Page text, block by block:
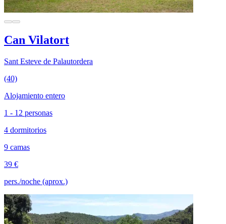
Can Vilatort
Sant Esteve de Palautordera
(40)
Alojamiento entero
1 - 12 personas
4 dormitorios
9 camas
39 €
pers./noche (aprox.)